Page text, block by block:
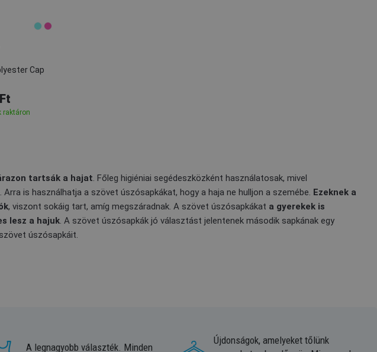
Cap
raktáron
tartsák a hajat . Főleg higiéniai segédeszközként használatosak, mivel
is használhatja a szövet úszósapkákat, hogy a haja ne hulljon a szemébe. Ezeknek a
, viszont sokáig tart, amíg megszáradnak. A szövet úszósapkákat a gyerekek is
lesz a hajuk. A szövet úszósapkák jó választást jelentenek második sapkának egy
úszósapkáit.
A legnagyobb választék. Minden
Újdonságok, amelyeket tőlünk